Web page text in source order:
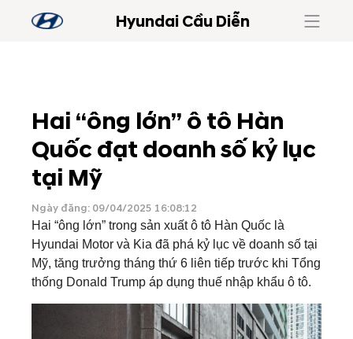
Hyundai Cầu Diễn
Hai “ông lớn” ô tô Hàn
Quốc đạt doanh số kỷ lục
tại Mỹ
Ngày đăng: 09/04/2025 16:08:12
Hai “ông lớn” trong sản xuất ô tô Hàn Quốc là
Hyundai Motor và Kia đã phá kỷ lục về doanh số tại
Mỹ, tăng trưởng tháng thứ 6 liên tiếp trước khi Tổng
thống Donald Trump áp dụng thuế nhập khẩu ô tô.